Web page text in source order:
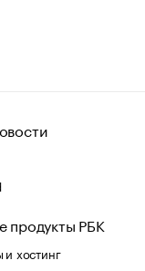
продукты РБК
хостинг